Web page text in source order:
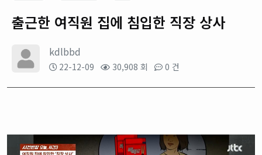
출근한 여직원 집에 침입한 직장 상사
kdlbbd
22-12-09 30,908 회 0 건